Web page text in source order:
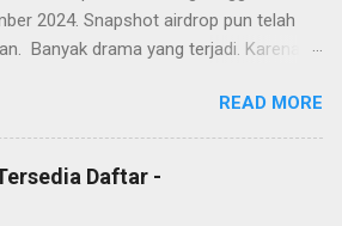
2024. Snapshot airdrop pun telah
Banyak drama yang terjadi. Karena
Kekecewan terutama bagi pemain yang
dari awal yang mempunyai
hanya dengan on device selama 24
READ MORE
Daftar -